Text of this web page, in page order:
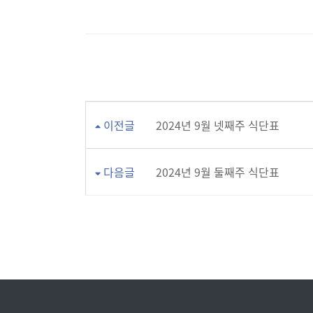
이전글 2024년 9월 넷째주 식단표
다음글 2024년 9월 둘째주 식단표